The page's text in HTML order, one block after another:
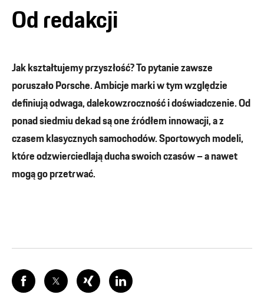
Od redakcji
Jak kształtujemy przyszłość? To pytanie zawsze
poruszało Porsche. Ambicje marki w tym względzie
definiują odwaga, dalekowzroczność i doświadczenie. Od
ponad siedmiu dekad są one źródłem innowacji, a z
czasem klasycznych samochodów. Sportowych modeli,
które odzwierciedlają ducha swoich czasów – a nawet
mogą go przetrwać.